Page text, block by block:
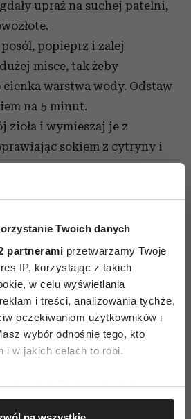
Twoich danych
partnerami przetwarzamy Twoje
IP, korzystając z takich
w celu wyświetlania
i treści, analizowania tychże,
oczekiwaniom użytkowników i
wybór odnośnie tego, kto
i w jakich celach to robi.
chcielibyśmy również:
dotyczące Twojej lokalizacji
upraż na suchej patelni,
popieprz i zalej
misce, tak żeby
cienka warstwa wody. Odstaw
na 5 minut.
zioła i wymieszaj je z
sokiem z cytryny i
na talerzach i ułóż na nim
oliwą i podaj z ósemką